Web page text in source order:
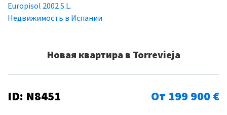
Europisol 2002 S.L.
Недвижимость в Испании
Новая квартира в Torrevieja
ID: N8451 От 199 900 €